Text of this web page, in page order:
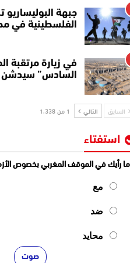
جبهة
الفلسطينية في
في زيارة مرتقبة
السادس” سيدشن
السابق التالي 1 من 1٬338
استفتاء
ما رأيك في الموقف المغربي بخصوص
مع
ضد
محايد